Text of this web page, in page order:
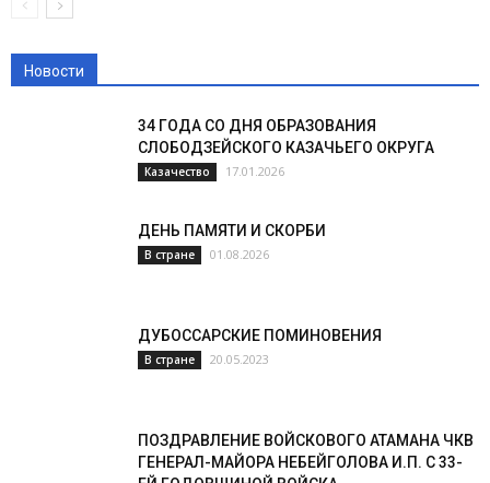
Новости
34 ГОДА СО ДНЯ ОБРАЗОВАНИЯ
СЛОБОДЗЕЙСКОГО КАЗАЧЬЕГО ОКРУГА
Казачество 17.01.2026
ДЕНЬ ПАМЯТИ И СКОРБИ
В стране 01.08.2026
ДУБОССАРСКИЕ ПОМИНОВЕНИЯ
В стране 20.05.2023
ПОЗДРАВЛЕНИЕ ВОЙСКОВОГО АТАМАНА ЧКВ
ГЕНЕРАЛ-МАЙОРА НЕБЕЙГОЛОВА И.П. С 33-